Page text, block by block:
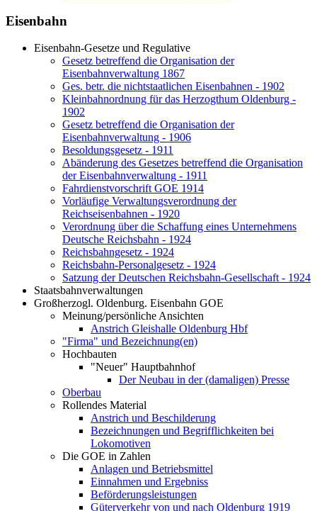
Eisenbahn
Eisenbahn-Gesetze und Regulative
Gesetz betreffend die Organisation der
Eisenbahnverwaltung 1867
Ges. betr. die nichtstaatlichen Eisenbahnen - 1902
Kleinbahnordnung für das Herzogthum Oldenburg -
1902
Gesetz betreffend die Organisation der
Eisenbahnverwaltung - 1906
Besoldungsgesetz - 1911
Abänderung des Gesetzes betreffend die Organisation
der Eisenbahnverwaltung - 1911
Fahrdienstvorschrift GOE 1914
Vorläufige Verwaltungsverordnung der
Reichseisenbahnen - 1920
Verordnung über die Schaffung eines Unternehmens
Deutsche Reichsbahn - 1924
Reichsbahngesetz - 1924
Reichsbahn-Personalgesetz - 1924
Satzung der Deutschen Reichsbahn-Gesellschaft - 1924
Staatsbahnverwaltungen
Großherzogl. Oldenburg. Eisenbahn GOE
Meinung/persönliche Ansichten
Anstrich Gleishalle Oldenburg Hbf
"Firma" und Bezeichnung(en)
Hochbauten
"Neuer" Hauptbahnhof
Der Neubau in der (damaligen) Presse
Oberbau
Rollendes Material
Anstrich und Beschilderung
Bezeichnungen und Begrifflichkeiten bei
Lokomotiven
Die GOE in Zahlen
Anlagen und Betriebsmittel
Einnahmen und Ergebniss
Beförderungsleistungen
Güterverkehr von und nach Oldenburg 1919